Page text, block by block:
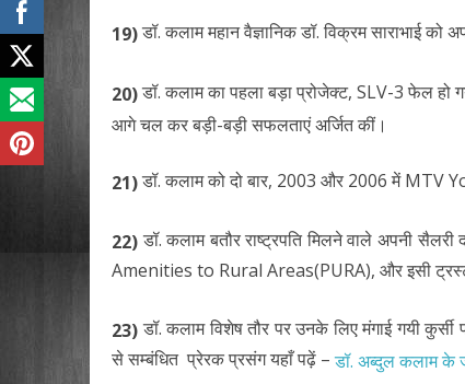
19)डॉ. कलाम महान वैज्ञानिक डॉ. विक्रम साराभाई को
20)डॉ. कलाम का पहला बड़ा प्रोजेक्ट, SLV-3 फेल हो
आगे चल कर बड़ी-बड़ी सफलताएं अर्जित कीं।
21)डॉ. कलाम को दो बार, 2003 और 2006 में MTV
22)डॉ. कलाम बतौर राष्ट्रपति मिलने वाले अपनी
Amenities to Rural Areas(PURA), और इसी
23)डॉ. कलाम विशेष तौर पर उनके लिए मंगाई गयी
से सम्बंधित प्रेरक प्रसंग यहाँ पढ़ें –डॉ. अब्दुल कलाम के